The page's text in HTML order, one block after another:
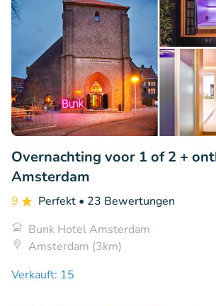
Overnachting voor 1 of 2 +
Amsterdam
9 Perfekt • 23 Bewertungen
Bunk Hotel Amsterdam
Amsterdam (3km)
Verkauft: 15